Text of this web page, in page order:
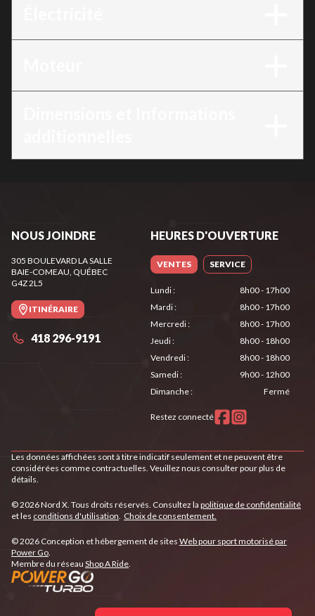
NOUS JOINDRE
305 BOULEVARD LA SALLE
BAIE-COMEAU, QUÉBEC
G4Z 2L5
ITINÉRAIRE
418 296-9191
HEURES D'OUVERTURE
VENTES SERVICE
Lundi:
8h00 - 17h00
Mardi:
8h00 - 17h00
Mercredi:
8h00 - 17h00
Jeudi:
8h00 - 18h00
Vendredi:
8h00 - 18h00
Samedi:
9h00 - 12h00
Dimanche: Fermé
Restez connecté
Les données affichées sont à titre indicatif seulement et ne peuvent être
considérées comme contractuelles. Veuillez nous consulter pour plus de
détails.
© 2026 Nord X. Tous droits réservés. Consultez la politique de confidentialité
et les conditions d'utilisation. Choix de consentement.
© 2026 Conception et hébergement de sites Web pour sport motorisé par
Power Go.
Membre du réseau Shop A Ride.